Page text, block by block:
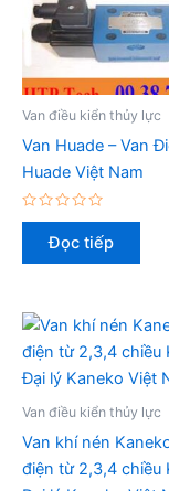
Van điều kiển thủy lực
Van Huade – Van
Huade Việt Nam
Được
xếp
hạngĐọc tiếp
Van điều kiển thủy lực
Van khí nén
điện từ 2,3,4 chiều